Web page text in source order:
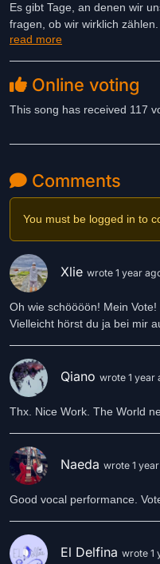
Es gibt Tage, an denen wir
fragen, ob wir wirklich zählen.
Doch tief in euch steckt eine
Dieser Song ist für euch.
Für die, die manchmal an sich
Für die, die eine Erinnerung
Lasst uns gemeinsam an uns
Ihr seid mehr, als ihr je für
Der Song stammt komplett
gefällt Euch…
Eure Sina Anastasia🥰
read more
Online voting
This song has received 117
Comments
You must be logged in to
Xlie wrote 1 year
Oh wie schöööön! Mein Vote!
Vielleicht hörst du ja bei mir
Qiano wrote 1 year
Thx. Nice Work. The World
Naeda wrote 1
Good vocal performance.
El Delfina wrote 1